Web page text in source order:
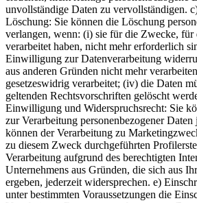
unvollständige Daten zu vervollständigen.
Löschung: Sie können die Löschung
verlangen, wenn: (i) sie für die Zwecke, für
verarbeitet haben, nicht mehr erforderlich
Einwilligung zur Datenverarbeitung
aus anderen Gründen nicht mehr
gesetzeswidrig verarbeitet; (iv) die Daten
geltenden Rechtsvorschriften gelöscht
Einwilligung und Widerspruchsrecht: Sie
zur Verarbeitung personenbezogener
können der Verarbeitung zu
zu diesem Zweck durchgeführten
Verarbeitung aufgrund des berechtigten
Unternehmens aus Gründen, die sich aus
ergeben, jederzeit widersprechen. e)
unter bestimmten Voraussetzungen die